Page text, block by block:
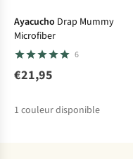
Ayacucho Drap Mummy
Microfiber
6
€21,95
1 couleur disponible